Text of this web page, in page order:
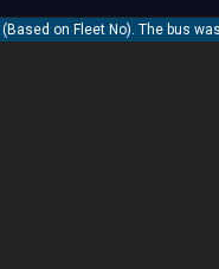
(Based on Fleet No). The bus